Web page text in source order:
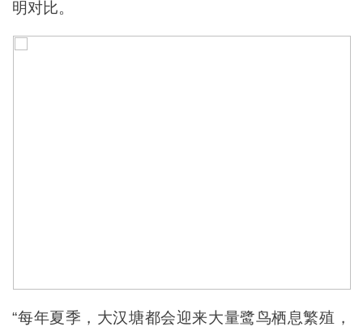
明对比。
“每年夏季，大汉塘都会迎来大量鹭鸟栖息繁殖，